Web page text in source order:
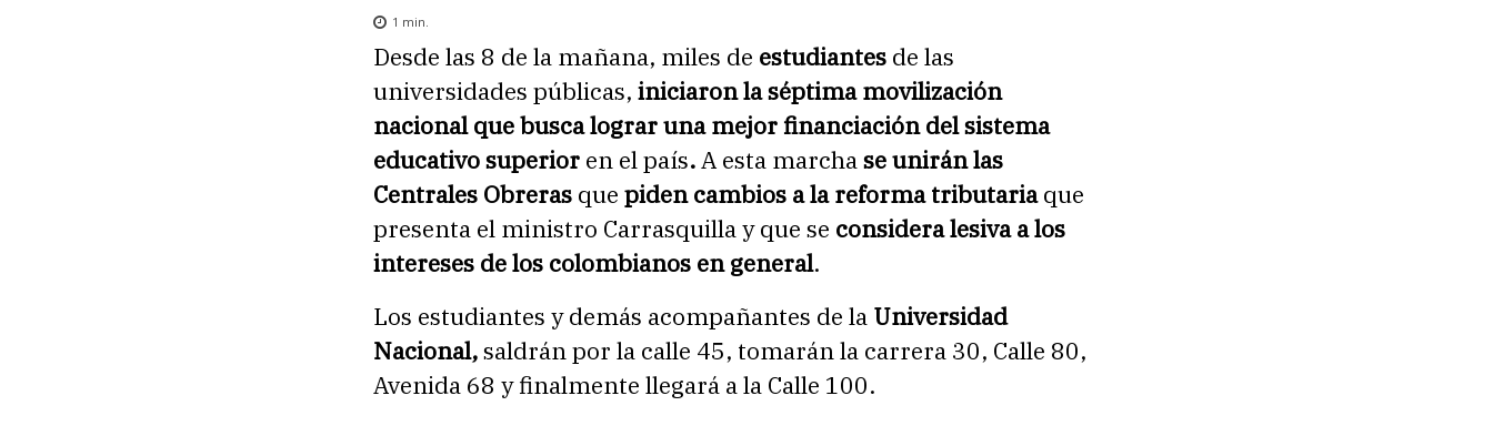
1 min.
Desde las 8 de la mañana, miles de estudiantes de las
universidades públicas, iniciaron la séptima movilización
nacional que busca lograr una mejor financiación del sistema
educativo superior en el país. A esta marcha se unirán las
Centrales Obreras que piden cambios a la reforma tributariaque
presenta el ministro Carrasquilla y que se considera lesiva a los
intereses de los colombianos en general.
Los estudiantes y demás acompañantes de la Universidad
Nacional,saldrán por la calle 45, tomarán la carrera 30, Calle 80,
Avenida 68 y finalmente llegará a la Calle 100.